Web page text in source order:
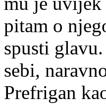
pitam o
spusti
sebi,
Prefrigan